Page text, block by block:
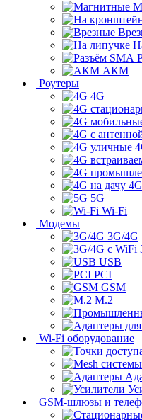
АКМ
Роутеры
4G
5G
Wi-Fi
Модемы
3G/4G
USB
PCI
GSM
M.2
Wi-Fi оборудование
GSM-шлюзы и